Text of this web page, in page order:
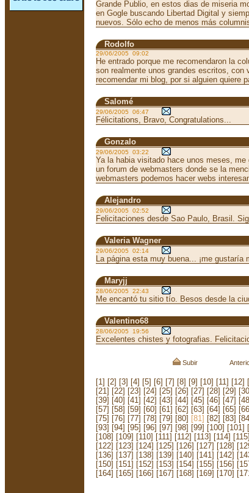
Grande Publio, en estos dias de miseria
en Gogle buscando Libertad Digital y
nuevos. Sólo echo de menos más
Rodolfo
29/06/2005 09:02
He entrado porque me recomendaron la
son realmente unos grandes escritos, con
recomendar mi blog, por si alguien quiere
Salomé
29/06/2005 06:47
Félicitations, Bravo, Congratulations...
Gonzalo
29/06/2005 03:22
Ya la habia visitado hace unos meses,
un forum de webmasters donde se la
webmasters podemos hacer webs
Alejandro
29/06/2005 02:52
Felicitaciones desde Sao Paulo, Brasil.
Valeria Wagner
29/06/2005 02:14
La página esta muy buena... ¡me gustaría
Maryjj
28/06/2005 22:43
Me encantó tu sitio tío. Besos desde la
Valentino68
28/06/2005 19:56
Excelentes chistes y fotografias.
Subir
[1] [2] [3] [4] [5] [6] [7] [8] [9] [10] [11] [12]
[21] [22] [23] [24] [25] [26] [27] [28] [29]
[39] [40] [41] [42] [43] [44] [45] [46] [47]
[57] [58] [59] [60] [61] [62] [63] [64] [65]
[75] [76] [77] [78] [79] [80] [81] [82] [83]
[93] [94] [95] [96] [97] [98] [99] [100] [101]
[108] [109] [110] [111] [112] [113] [114] [115]
[122] [123] [124] [125] [126] [127] [128]
[136] [137] [138] [139] [140] [141] [142]
[150] [151] [152] [153] [154] [155] [156]
[164] [165] [166] [167] [168] [169] [170]